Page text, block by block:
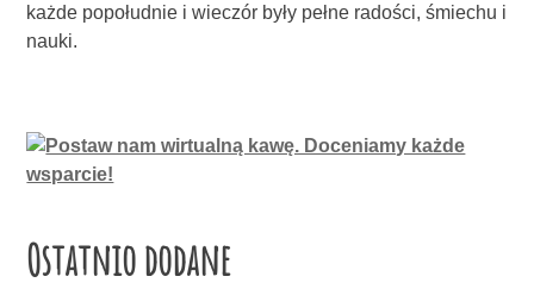
każde popołudnie i wieczór były pełne radości, śmiechu i
nauki.
Ostatnio dodane